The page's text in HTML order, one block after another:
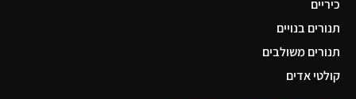
כיריים
תנורים בנויים
תנורים משולבים
קולטי אדים